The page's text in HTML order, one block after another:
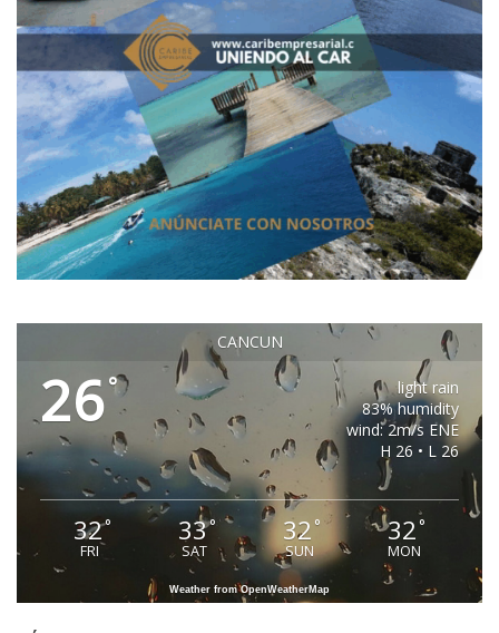
CANCUN
26°
light rain
83% humidity
wind: 2m/s ENE
H 26 • L 26
32°
FRI
33°
SAT
32 °
SUN
32°
MON
Weather from OpenWeatherMap